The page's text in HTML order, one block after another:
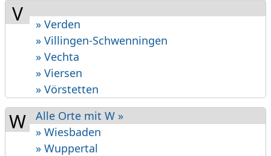
V
» Verden
» Villingen-Schwen­ningen
» Vechta
» Viersen
» Vörstetten
W
Alle Orte mit W »
» Wiesbaden
» Wuppertal